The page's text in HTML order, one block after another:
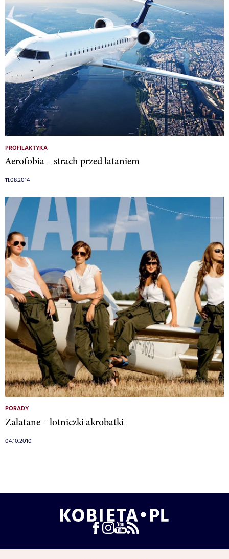
PROFILAKTYKA
Aerofobia – strach przed lataniem
11.08.2014
PORADY
Zalatane – lotniczki akrobatki
04.10.2010